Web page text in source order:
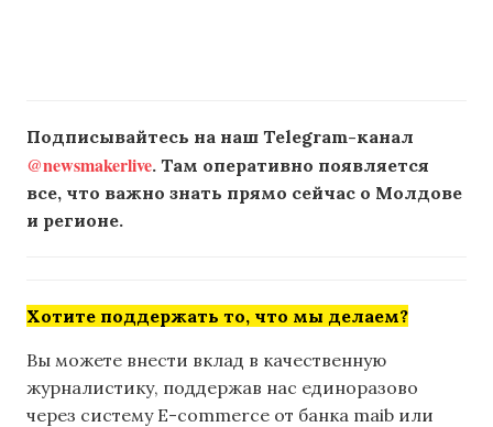
Подписывайтесь на наш Telegram-канал
@newsmakerlive. Там оперативно появляется
все, что важно знать прямо сейчас о Молдове
и регионе.
Хотите поддержать то, что мы делаем?
Вы можете внести вклад в качественную
журналистику, поддержав нас единоразово
через систему E-commerce от банка maib или